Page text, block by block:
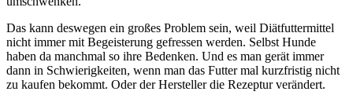
Das kann deswegen ein großes Problem sein, weil Diätfuttermittel
nicht immer mit Begeisterung gefressen werden. Selbst Hunde
haben da manchmal so ihre Bedenken. Und es man gerät immer
dann in Schwierigkeiten, wenn man das Futter mal kurzfristig nicht
zu kaufen bekommt. Oder der Hersteller die Rezeptur verändert.